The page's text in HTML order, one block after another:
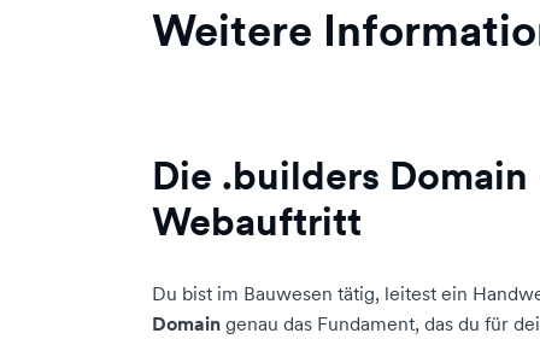
Weitere
Die .builders
Webauftritt
Du bist im Bauwesen tätig, leitest ein
Domain genau das Fundament, das du für